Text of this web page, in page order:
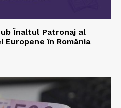
Înaltul Patronaj al
Europene în România